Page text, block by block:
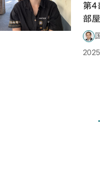
第4
部